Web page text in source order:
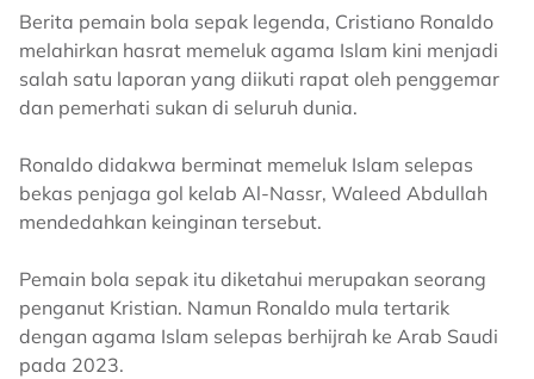
Berita pemain bola sepak legenda, Cristiano Ronaldo
melahirkan hasrat memeluk agama Islam kini menjadi
salah satu laporan yang diikuti rapat oleh penggemar
dan pemerhati sukan di seluruh dunia.
Ronaldo didakwa berminat memeluk Islam selepas
bekas penjaga gol kelab Al-Nassr, Waleed Abdullah
mendedahkan keinginan tersebut.
Pemain bola sepak itu diketahui merupakan seorang
penganut Kristian. Namun Ronaldo mula tertarik
dengan agama Islam selepas berhijrah ke Arab Saudi
pada 2023.